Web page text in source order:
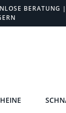
BERATUNG